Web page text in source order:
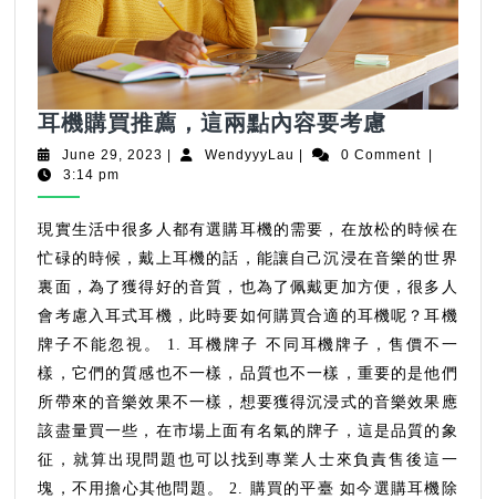
耳機購買推薦，這兩點內容要考慮
機
推
薦，
這
兩
點
內
容
要
考
慮
June 29, 2023 June
WendyyyLau WendyyyLau0 Comment
3:14 pm
現實生活中很多人都有選購耳機的需要，在放松的時候在
忙碌的時候，戴上耳機的話，能讓自己沉浸在音樂的世界
裏面，為了獲得好的音質，也為了佩戴更加方便，很多人
會考慮入耳式耳機，此時要如何購買合適的耳機呢？耳機
牌子不能忽視。 1. 耳機牌子 不同耳機牌子，售價不一
樣，它們的質感也不一樣，品質也不一樣，重要的是他們
所帶來的音樂效果不一樣，想要獲得沉浸式的音樂效果應
該盡量買一些，在市場上面有名氣的牌子，這是品質的象
征，就算出現問題也可以找到專業人士來負責售後這一
塊，不用擔心其他問題。 2. 購買的平臺 如今選購耳機除